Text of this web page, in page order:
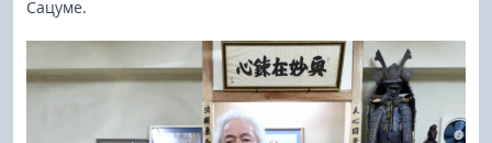
Сацуме.